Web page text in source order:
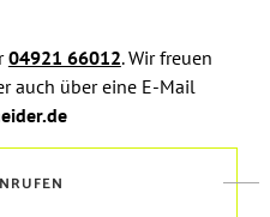
04921 66012.Wir freuen
auch über eine E-Mail